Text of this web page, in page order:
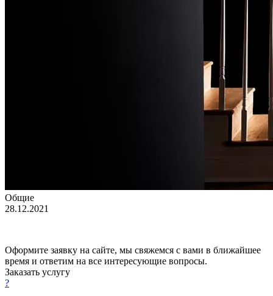
Общие
28.12.2021
Оформите заявку на сайте, мы свяжемся с вами в ближайшее
время и ответим на все интересующие вопросы.
Заказать услугу
?